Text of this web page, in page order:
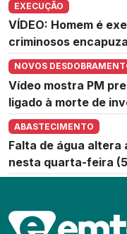
EXECUÇÃO
VÍDEO: Homem é
criminosos
NOVOS
Vídeo mostra PM
ligado à morte de
ABASTECIMENTO
Falta de água altera
nesta quarta-feira